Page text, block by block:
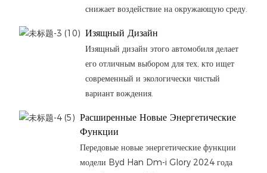
снижает воздействие на окружающую среду.
Изящный Дизайн
Изящный дизайн этого автомобиля делает
его отличным выбором для тех, кто ищет
современный и экологически чистый
вариант вождения.
Расширенные Новые Энергетические
Функции
Передовые новые энергетические функции
модели Byd Han Dm-i Glory 2024 года